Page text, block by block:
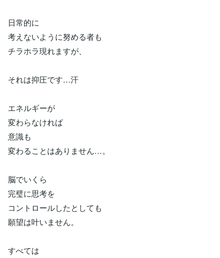
日常的に
考えないように努める者も
チラホラ現れますが、
それは抑圧です…汗
エネルギーが
変わらなければ
意識も
変わることはありません…。
脳でいくら
完璧に思考を
コントロールしたとしても
願望は叶いません。
すべては